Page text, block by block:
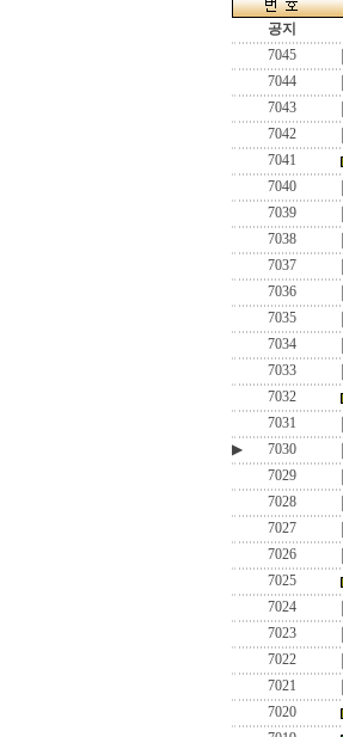
공지
7045
7044
7043
7042
7041
7040
7039
7038
7037
7036
7035
7034
7033
7032
7031
▶
7030
7029
7028
7027
7026
7025
7024
7023
7022
7021
7020